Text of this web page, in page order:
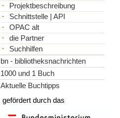
Projektbeschreibung
Schnittstelle | API
OPAC alt
die Partner
Suchhilfen
bn - bibliotheksnachrichten
1000 und 1 Buch
Aktuelle Buchtipps
gefördert durch das